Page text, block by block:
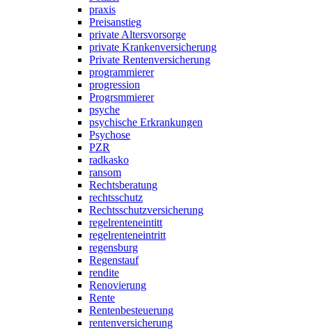
praxis
Preisanstieg
private Altersvorsorge
private Krankenversicherung
Private Rentenversicherung
programmierer
progression
Progrsmmierer
psyche
psychische Erkrankungen
Psychose
PZR
radkasko
ransom
Rechtsberatung
rechtsschutz
Rechtsschutzversicherung
regelrenteneintitt
regelrenteneintritt
regensburg
Regenstauf
rendite
Renovierung
Rente
Rentenbesteuerung
rentenversicherung